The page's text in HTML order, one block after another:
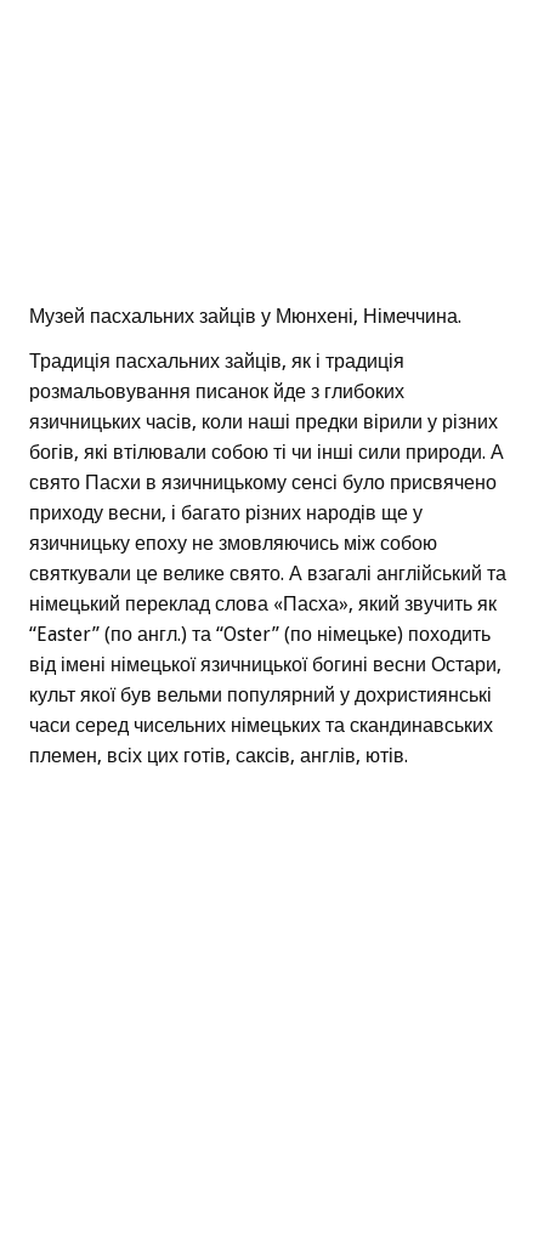
Музей пасхальних зайців у Мюнхені, Німеччина.
Традиція пасхальних зайців, як і традиція
розмальовування писанок йде з глибоких
язичницьких часів, коли наші предки вірили у різних
богів, які втілювали собою ті чи інші сили природи. А
свято Пасхи в язичницькому сенсі було присвячено
приходу весни, і багато різних народів ще у
язичницьку епоху не змовляючись між собою
святкували це велике свято. А взагалі англійський та
німецький переклад слова «Пасха», який звучить як
“Easter” (по англ.) та “Oster” (по німецьке) походить
від імені німецької язичницької богині весни Остари,
культ якої був вельми популярний у дохристиянські
часи серед чисельних німецьких та скандинавських
племен, всіх цих готів, саксів, англів, ютів.